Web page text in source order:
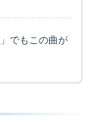
」でもこの曲が